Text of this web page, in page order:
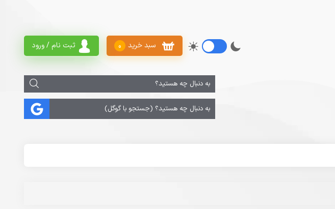
ثبت نام / ورود سبد خرید 0